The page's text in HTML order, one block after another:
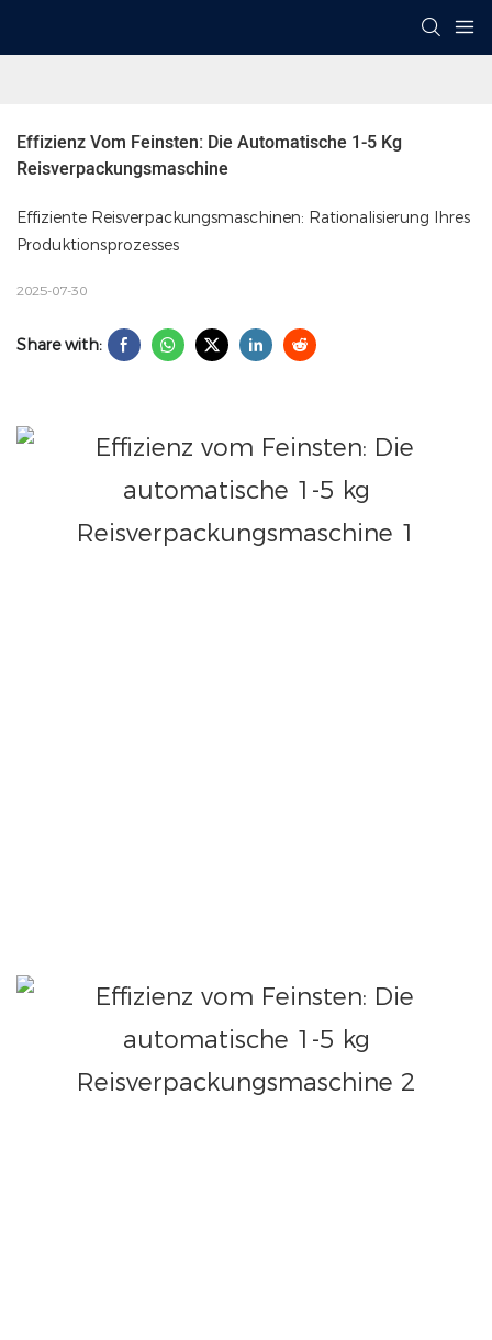
Effizienz Vom Feinsten: Die Automatische 1-5 Kg
Reisverpackungsmaschine
Effiziente Reisverpackungsmaschinen: Rationalisierung Ihres
Produktionsprozesses
2025-07-30
Share with: